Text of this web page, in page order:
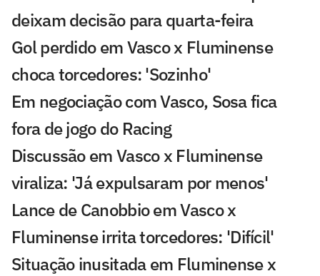
deixam decisão para quarta-feira
Gol perdido em Vasco x Fluminense
choca torcedores: 'Sozinho'
Em negociação com Vasco, Sosa fica
fora de jogo do Racing
Discussão em Vasco x Fluminense
viraliza: 'Já expulsaram por menos'
Lance de Canobbio em Vasco x
Fluminense irrita torcedores: 'Difícil'
Situação inusitada em Fluminense x